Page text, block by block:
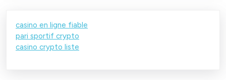
casino en ligne fiable
pari sportif crypto
casino crypto liste